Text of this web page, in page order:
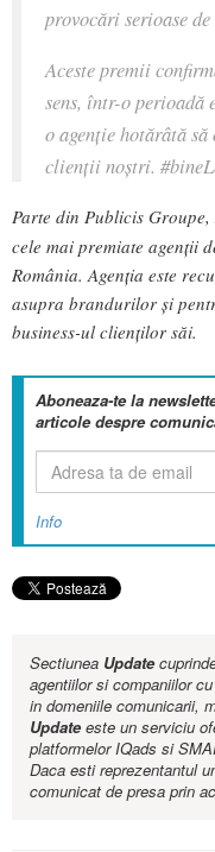
provocări serioase
Aceste premii
sens, într-o perioadă
o agenție hotărâtă
clienții noștri.
Parte din Publicis Groupe,
cele mai premiate agenții
România. Agenția este
asupra brandurilor și
business-ul clienților săi.
Aboneaza-te la
articole despre
Info
Sectiunea Update
agentiilor si companiilor
in domeniile comunicarii,
Updateeste un serviciu
platformelor IQads si
Daca esti reprezentantul
comunicat de presa prin